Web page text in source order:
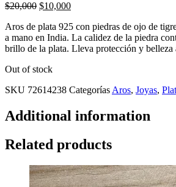
$20,000 $10,000
Aros de plata 925 con piedras de ojo de
a mano en India. La calidez de la piedra
brillo de la plata. Lleva protección y belleza
Out of stock
SKU 72614238 Categorías Aros, Joyas,
Additional information
Related products